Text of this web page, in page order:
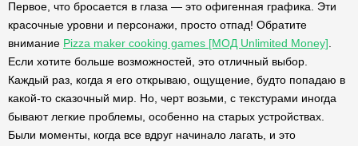
Первое, что бросается в глаза — это офигенная графика. Эти
красочные уровни и персонажи, просто отпад! Обратите
внимание Pizza maker cooking games [МОД Unlimited Money]
Если хотите больше возможностей, это отличный выбор.
Каждый раз, когда я его открываю, ощущение, будто попадаю в
какой-то сказочный мир. Но, черт возьми, с текстурами иногда
бывают легкие проблемы, особенно на старых устройствах.
Были моменты, когда все вдруг начинало лагать, и это